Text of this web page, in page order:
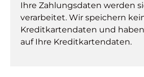
Ihre Zahlungsdaten werden
verarbeitet. Wir speichern
Kreditkartendaten und
auf Ihre Kreditkartendaten.